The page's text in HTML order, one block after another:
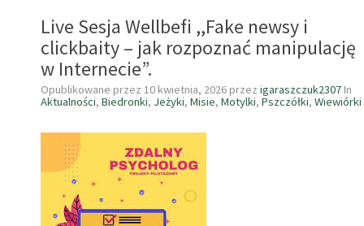
ODKRYWA
WODNY
Live Sesja Wellbefi ,,Fake newsy i
clickbaity – jak rozpoznać manipulację
w Internecie”.
Opublikowane przez 10 kwietnia, 2026 przez igaraszczuk2307 In
Aktualności, Biedronki, Jeżyki, Misie, Motylki, Pszczółki, Wiewiórki